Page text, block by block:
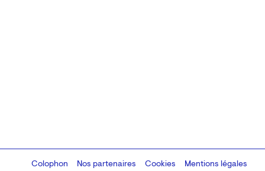
Colophon
Design:Marcel Kaczmarek, code:8080.studio
Nos partenaires Cookies Mentions légales